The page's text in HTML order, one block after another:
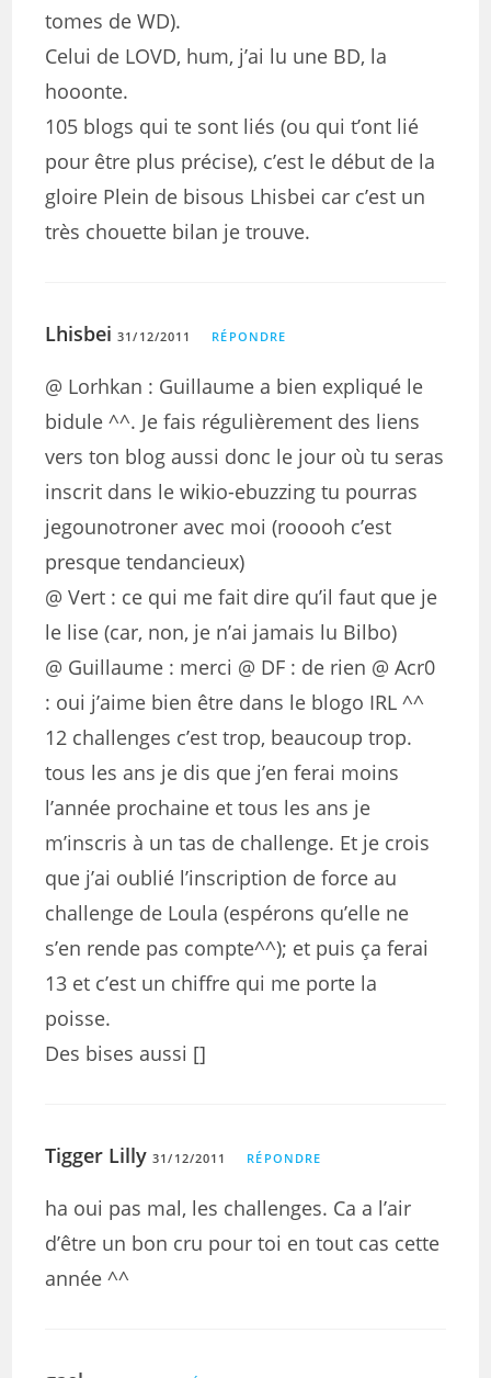
tomes de WD).
Celui de LOVD, hum, j’ai lu une BD, la
hooonte.
105 blogs qui te sont liés (ou qui t’ont lié
pour être plus précise), c’est le début de la
gloire Plein de bisous Lhisbei car c’est un
très chouette bilan je trouve.
Lhisbei 31/12/2011 RÉPONDRE
@ Lorhkan : Guillaume a bien expliqué le
bidule ^^. Je fais régulièrement des liens
vers ton blog aussi donc le jour où tu seras
inscrit dans le wikio-ebuzzing tu pourras
jegounotroner avec moi (rooooh c’est
presque tendancieux)
@ Vert : ce qui me fait dire qu’il faut que je
le lise (car, non, je n’ai jamais lu Bilbo)
@ Guillaume : merci @ DF : de rien @ Acr0
: oui j’aime bien être dans le blogo IRL ^^
12 challenges c’est trop, beaucoup trop.
tous les ans je dis que j’en ferai moins
l’année prochaine et tous les ans je
m’inscris à un tas de challenge. Et je crois
que j’ai oublié l’inscription de force au
challenge de Loula (espérons qu’elle ne
s’en rende pas compte^^); et puis ça ferai
13 et c’est un chiffre qui me porte la
poisse.
Des bises aussi []
Tigger Lilly 31/12/2011 RÉPONDRE
ha oui pas mal, les challenges. Ca a l’air
d’être un bon cru pour toi en tout cas cette
année ^^